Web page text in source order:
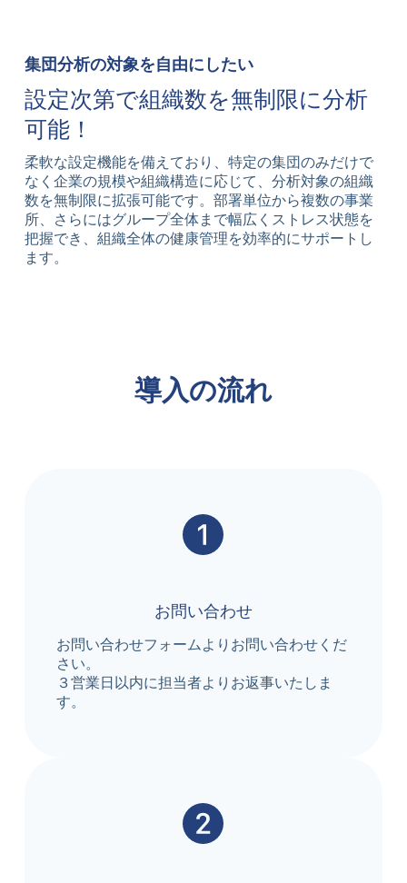
集団分析の対象を自由にしたい
設定次第で組織数を無制限に分析
可能！
柔軟な設定機能を備えており、特定の集団のみだけで
なく企業の規模や組織構造に応じて、分析対象の組織
数を無制限に拡張可能です。部署単位から複数の事業
所、さらにはグループ全体まで幅広くストレス状態を
把握でき、組織全体の健康管理を効率的にサポートし
ます。
導入の流れ
お問い合わせ
お問い合わせフォームよりお問い合わせくだ
さい。
３営業日以内に担当者よりお返事いたしま
す。